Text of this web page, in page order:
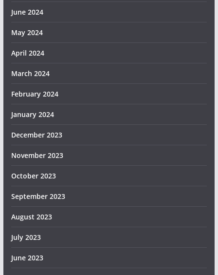
June 2024
May 2024
April 2024
March 2024
February 2024
January 2024
December 2023
November 2023
October 2023
September 2023
August 2023
July 2023
June 2023